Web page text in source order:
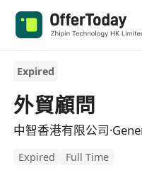
Expired
外貿顧問
中智香港有限公司
Expired Full Time